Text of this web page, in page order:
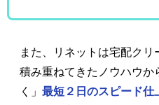
また、リネットは宅配クリ
積み重ねてきたノウハウか
く」 最短２日のスピード仕